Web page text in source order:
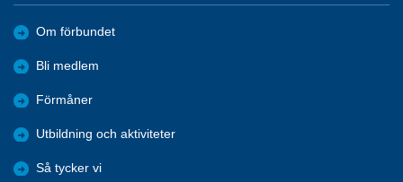
Om förbundet
Bli medlem
Förmåner
Utbildning och aktiviteter
Så tycker vi